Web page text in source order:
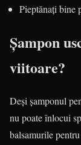
Pieptănați bine
Șampon
viitoare?
Deși șamponul
nu poate înlocui
balsamurile